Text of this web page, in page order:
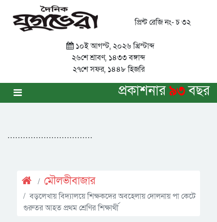
প্রিন্ট রেজি নং- চ ৩২
১০ই আগস্ট, ২০২৬ খ্রিস্টাব্দ
২৬শে শ্রাবণ, ১৪৩৩ বঙ্গাব্দ
২৭শে সফর, ১৪৪৮ হিজরি
প্রকাশনার৯৩বছর
……………………………
মৌলভীবাজার
বড়লেখায় বিদ্যালয়ে শিক্ষকদের অবহেলায় দোলনায় পা কেটে
গুরুতর আহত প্রথম শ্রেণির শিক্ষার্থী